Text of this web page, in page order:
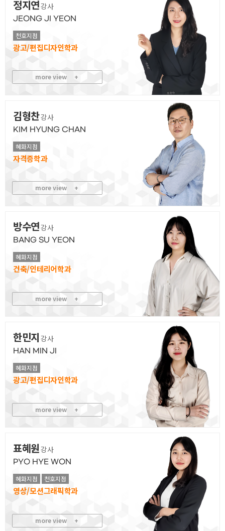
정지연강사
JEONG JI YEON
천호지점
광고/편집디자인
more view +
김형찬강사
KIM HYUNG CHAN
혜화지점
자격증
more view +
방수연강사
BANG SU YEON
혜화지점
건축/인테리어
more view +
한민지 강사
HAN MIN JI
혜화지점
광고/편집디자인
more view +
표혜원강사
PYO HYE WON
혜화지점
천호지점
영상/모션그래픽
more view +